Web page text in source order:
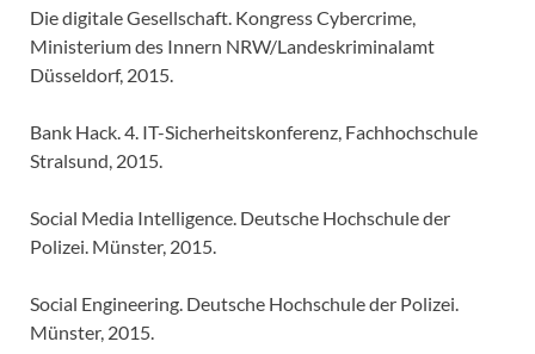
Die digitale Gesellschaft. Kongress Cybercrime,
Ministerium des Innern NRW/Landeskriminalamt
Düsseldorf, 2015.
Bank Hack. 4. IT-Sicherheitskonferenz, Fachhochschule
Stralsund, 2015.
Social Media Intelligence. Deutsche Hochschule der
Polizei. Münster, 2015.
Social Engineering. Deutsche Hochschule der Polizei.
Münster, 2015.